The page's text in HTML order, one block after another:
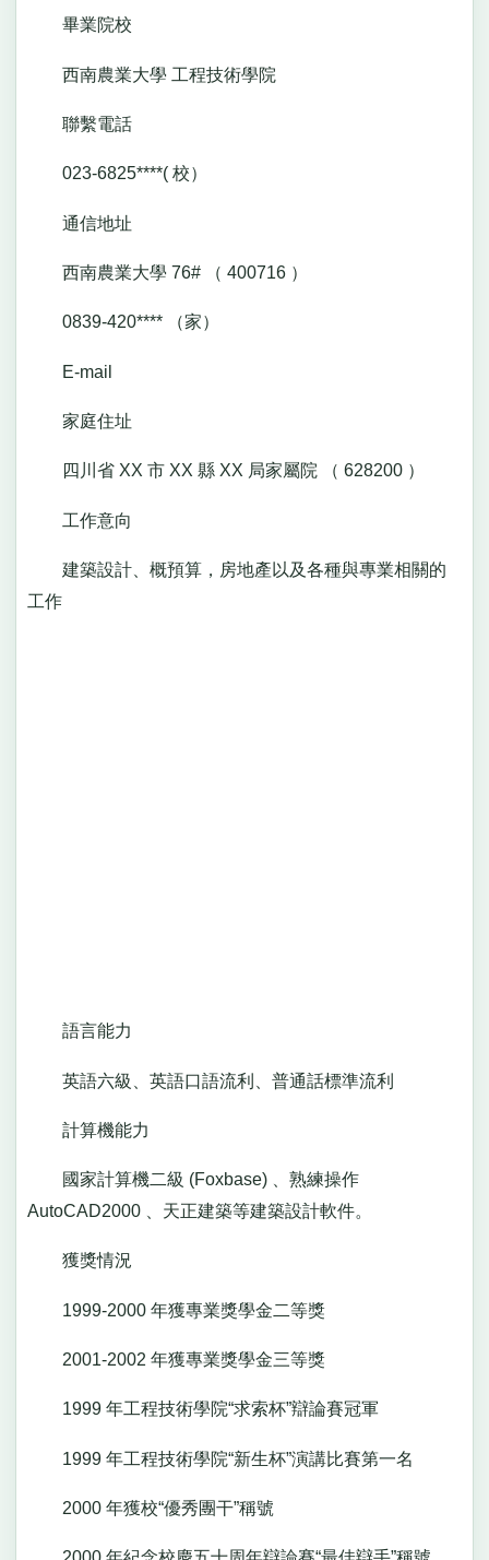
畢業院校
西南農業大學 工程技術學院
聯繫電話
023-6825****( 校）
通信地址
西南農業大學 76# （ 400716 ）
0839-420**** （家）
E-mail
家庭住址
四川省 XX 市 XX 縣 XX 局家屬院 （ 628200 ）
工作意向
建築設計、概預算，房地產以及各種與專業相關的
工作
語言能力
英語六級、英語口語流利、普通話標準流利
計算機能力
國家計算機二級 (Foxbase) 、熟練操作
AutoCAD2000 、天正建築等建築設計軟件。
獲獎情況
1999-2000 年獲專業獎學金二等獎
2001-2002 年獲專業獎學金三等獎
1999 年工程技術學院“求索杯”辯論賽冠軍
1999 年工程技術學院“新生杯”演講比賽第一名
2000 年獲校“優秀團干”稱號